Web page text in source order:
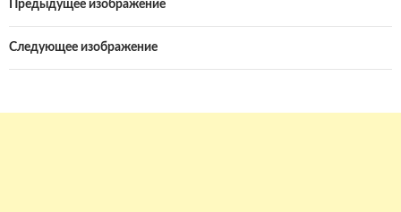
Предыдущее изображение
Следующее изображение